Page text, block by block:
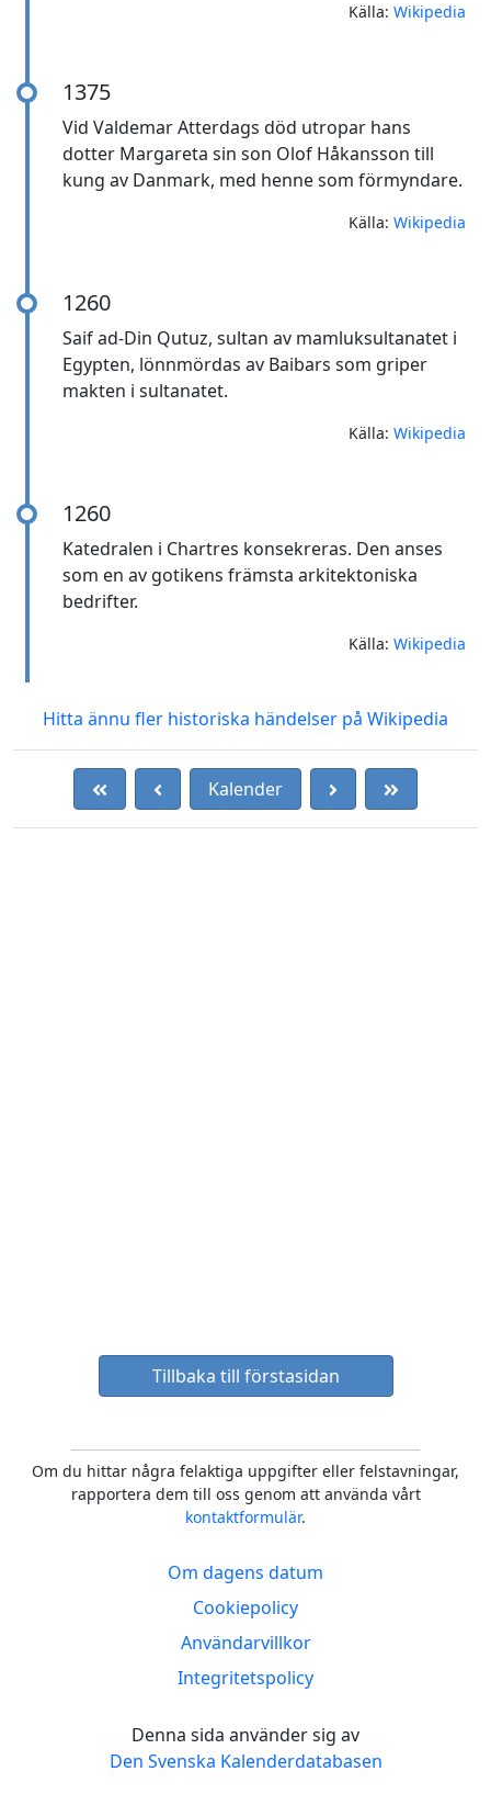
Källa:Wikipedia
1375
Vid Valdemar Atterdags död utropar hans
dotter Margareta sin son Olof Håkansson till
kung av Danmark, med henne som förmyndare.
Källa:Wikipedia
1260
Saif ad-Din Qutuz, sultan av mamluksultanatet i
Egypten, lönnmördas av Baibars som griper
makten i sultanatet.
Källa:Wikipedia
1260
Katedralen i Chartres konsekreras. Den anses
som en av gotikens främsta arkitektoniska
bedrifter.
Källa:Wikipedia
Hitta ännu fler historiska händelser på Wikipedia
Kalender
Tillbaka till förstasidan
Om du hittar några felaktiga uppgifter eller felstavningar,
rapportera dem till oss genom att använda vårt
kontaktformulär.
Om dagens datum
Cookiepolicy
Användarvillkor
Integritetspolicy
Denna sida använder sig av
Den Svenska Kalenderdatabasen